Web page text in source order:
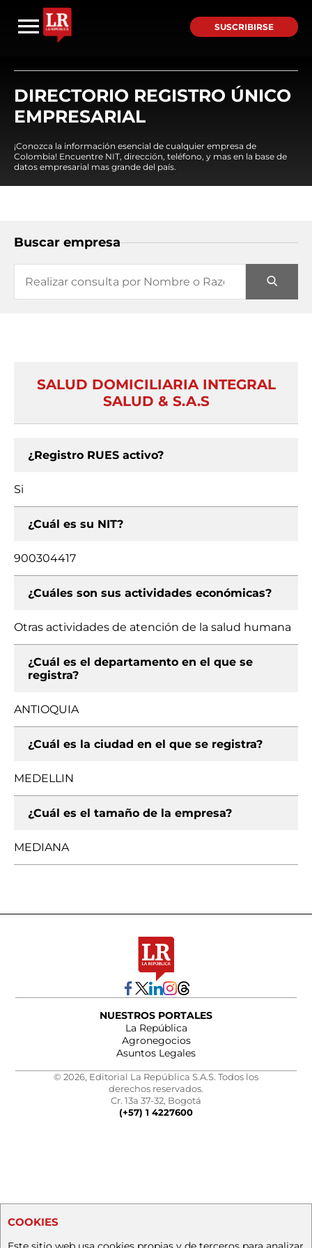
SUSCRIBIRSE
DIRECTORIO REGISTRO ÚNICO
EMPRESARIAL
¡Conozca la información esencial de cualquier empresa de
Colombia! Encuentre NIT, dirección, teléfono, y mas en la base de
datos empresarial mas grande del país.
Buscar empresa
SALUD DOMICILIARIA INTEGRAL
SALUD & S.A.S
¿Registro RUES activo?
Si
¿Cuál es su NIT?
900304417
¿Cuáles son sus actividades económicas?
Otras actividades de atención de la salud humana
¿Cuál es el departamento en el que se
registra?
ANTIOQUIA
¿Cuál es la ciudad en el que se registra?
MEDELLIN
¿Cuál es el tamaño de la empresa?
MEDIANA
NUESTROS PORTALES
La República
Agronegocios
Asuntos Legales
© 2026, Editorial La República S.A.S. Todos los
derechos reservados.
Cr. 13a 37-32, Bogotá
(+57) 1 4227600
COOKIES